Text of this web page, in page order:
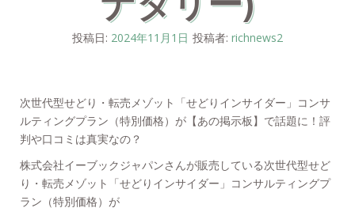
投稿日: 2024年11月1日 投稿者: richnews2
次世代型せどり・転売メゾット「せどりインサイダー」コンサ
ルティングプラン（特別価格）が【あの掲示板】で話題に！評
判や口コミは真実なの？
株式会社イーブックジャパンさんが販売している次世代型せど
り・転売メゾット「せどりインサイダー」コンサルティングプ
ラン（特別価格）が